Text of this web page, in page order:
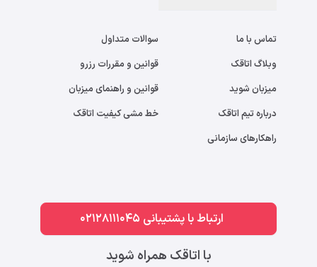
تماس با ما
وبلاگ اتاقک
میزبان شوید
درباره تیم اتاقک
راهکارهای سازمانی
سوالات متداول
قوانین و مقررات رزرو
قوانین و راهنمای میزبان
خط مشی کیفیت اتاقک
ارتباط با پشتیبانی 02128111045
با اتاقک همراه شوید